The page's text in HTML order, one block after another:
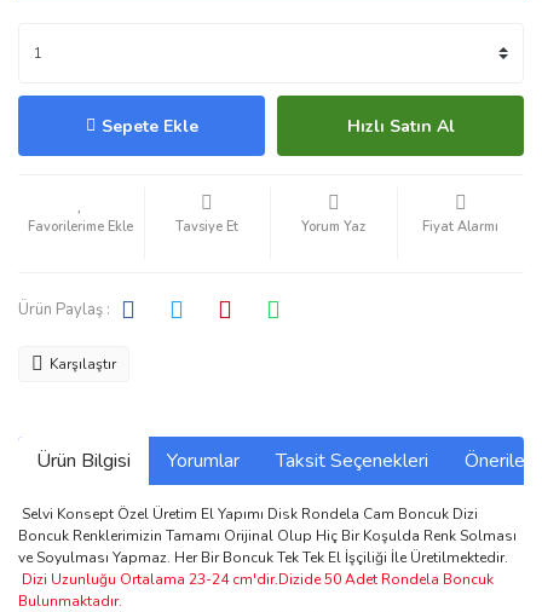
Sepete Ekle Hızlı Satın Al
Tavsiye Et Yorum Yaz Fiyat Alarmı
Ürün Paylaş :
Karşılaştır
Ürün Bilgisi Yorumlar Taksit Seçenekleri
Selvi Konsept Özel Üretim El Yapımı Disk Rondela Cam Boncuk Dizi
Boncuk Renklerimizin Tamamı Orijinal Olup Hiç Bir Koşulda Renk Solması
ve Soyulması Yapmaz. Her Bir Boncuk Tek Tek El İşçiliği İle Üretilmektedir.
Dizi Uzunluğu Ortalama 23-24 cm'dir.Dizide 50 Adet Rondela Boncuk
Bulunmaktadır.